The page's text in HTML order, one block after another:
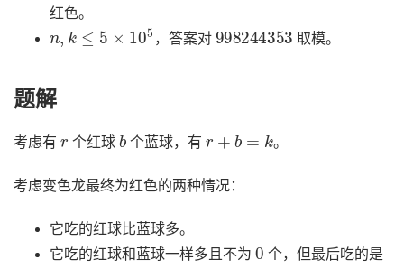
红色。
k 5×10 5
，答案对
998244353
取模。
题解
考虑有 个红球
b
个蓝球，有
=
。
考虑变色龙最终为红色的两种情况：
它吃的红球比蓝球多。
它吃的红球和蓝球一样多且不为
0
个，但最后吃的是